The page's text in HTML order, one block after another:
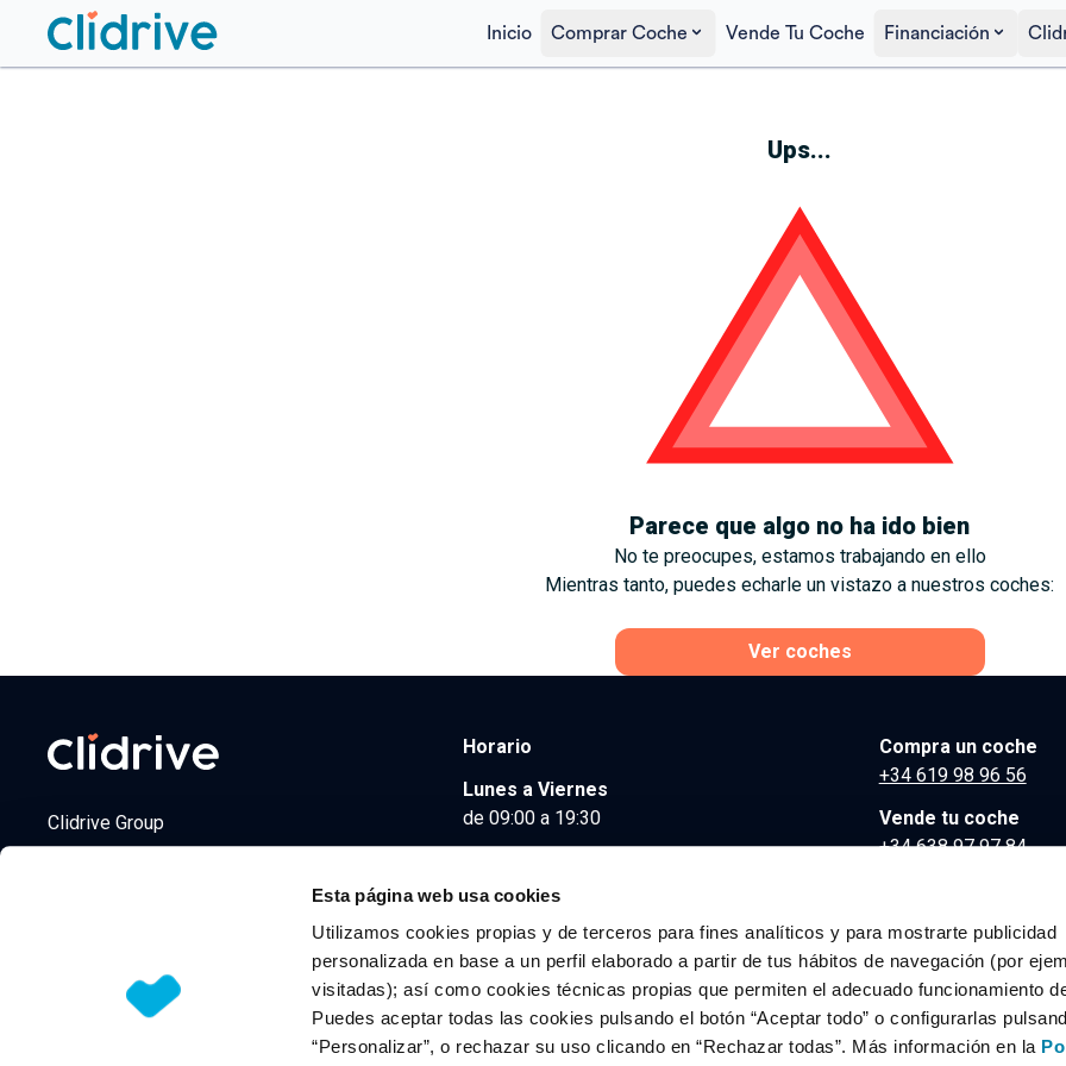
Esta página web usa cookies
Utilizamos cookies propias y de terceros para fines analíticos y para mostrarte publicidad
personalizada en base a un perfil elaborado a partir de tus hábitos de navegación (por
visitadas); así como cookies técnicas propias que permiten el adecuado funcionamiento
Puedes aceptar todas las cookies pulsando el botón “Aceptar todo” o configurarlas
“Personalizar”, o rechazar su uso clicando en “Rechazar todas”. Más información en la
Inicio Comprar Coche Vende Tu Coche Financiación
Ups...
Parece que algo no ha ido bien
No te preocupes, estamos trabajando en ello
Mientras tanto, puedes echarle un vistazo a nuestros coches:
Ver coches
Clidrive Group
Horario
Lunes a Viernes
de 09:00 a 19:30
Compra un coche
+34 619 98 96 56
Vende tu coche
+34 638 97 97 84
© 2026 CLIDRIVE CAPITAL, SOCIEDAD LIMITADA. Todos los derechos reservados.